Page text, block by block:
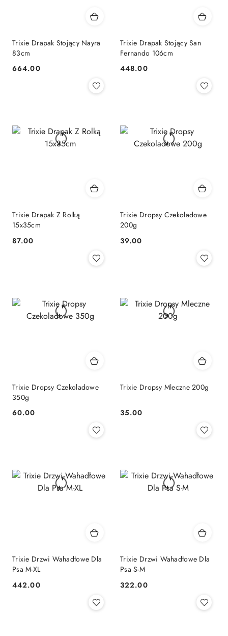
Trixie Drapak Stojący Nayra
83cm
Cena:
664.00
Trixie Drapak Stojący San
Fernando 106cm
Cena:
448.00
Trixie Drapak Z Rolką
15x35cm
Cena:
87.00
Trixie Dropsy Czekoladowe
200g
Cena:
39.00
Trixie Dropsy Czekoladowe
350g
Cena:
60.00
Trixie Dropsy Mleczne 200g
Cena:
35.00
Trixie Drzwi Wahadłowe Dla
Psa M-XL
Cena:
442.00
Trixie Drzwi Wahadłowe Dla
Psa S-M
Cena:
322.00